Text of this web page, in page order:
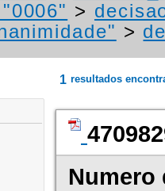
>
>
1 resultados
Numero